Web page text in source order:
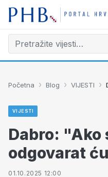
Početna › Blog › VIJESTI ›
VIJESTI
Dabro: "Ako
odgovarat
01.10.2025 12:00